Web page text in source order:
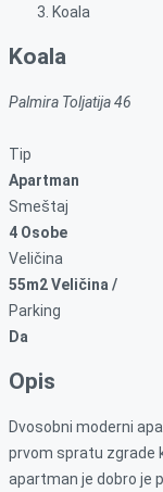
Koala
Koala
Palmira Toljatija 46
Tip
Apartman
Smeštaj
4 Osobe
Veličina
55m2 Veličina /
Parking
Da
Opis
Dvosobni moderni
prvom spratu zgrade
apartman je dobro je